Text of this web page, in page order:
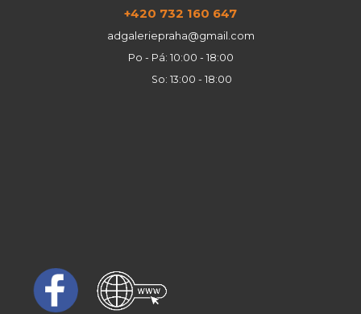
+420 732 160 647
adgaleriepraha@gmail.com
Po - Pá: 10:00 - 18:00
So: 13:00 - 18:00